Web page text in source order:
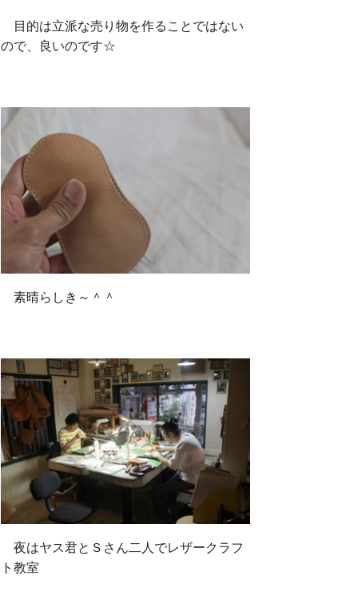
目的は立派な売り物を作ることではない
ので、良いのです☆
素晴らしき～＾＾
夜はヤス君とＳさん二人でレザークラフ
ト教室